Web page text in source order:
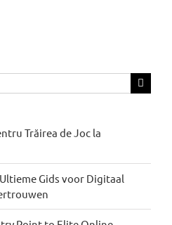
Trăirea de Joc la
Gids voor Digitaal